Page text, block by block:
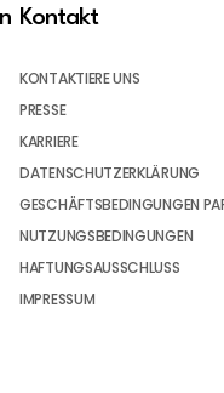
Kontakt
KONTAKTIERE UNS
PRESSE
KARRIERE
DATENSCHUTZERKLÄRUNG
GESCHÄFTSBEDINGUNGEN
NUTZUNGSBEDINGUNGEN
HAFTUNGSAUSSCHLUSS
IMPRESSUM